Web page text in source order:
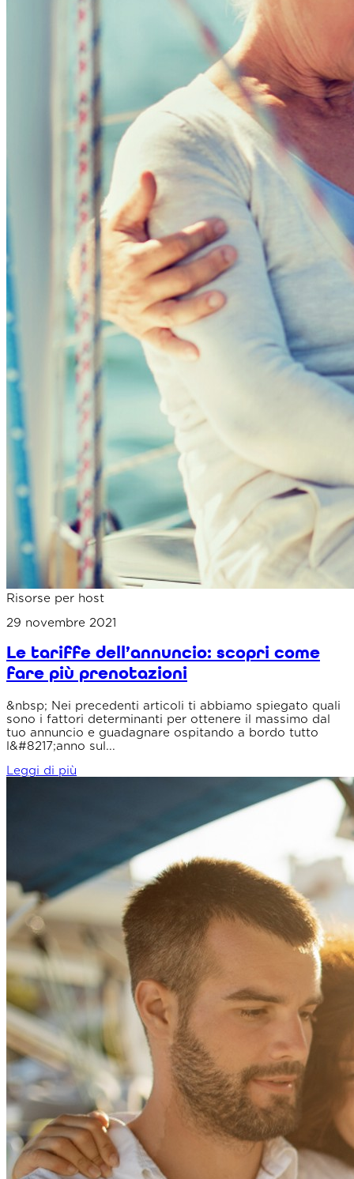
Risorse per host
29 novembre 2021
Le tariffe dell’annuncio: scopri come
fare più prenotazioni
&nbsp; Nei precedenti articoli ti abbiamo spiegato quali
sono i fattori determinanti per ottenere il massimo dal
tuo annuncio e guadagnare ospitando a bordo tutto
l&#8217;anno sul...
Leggi di più